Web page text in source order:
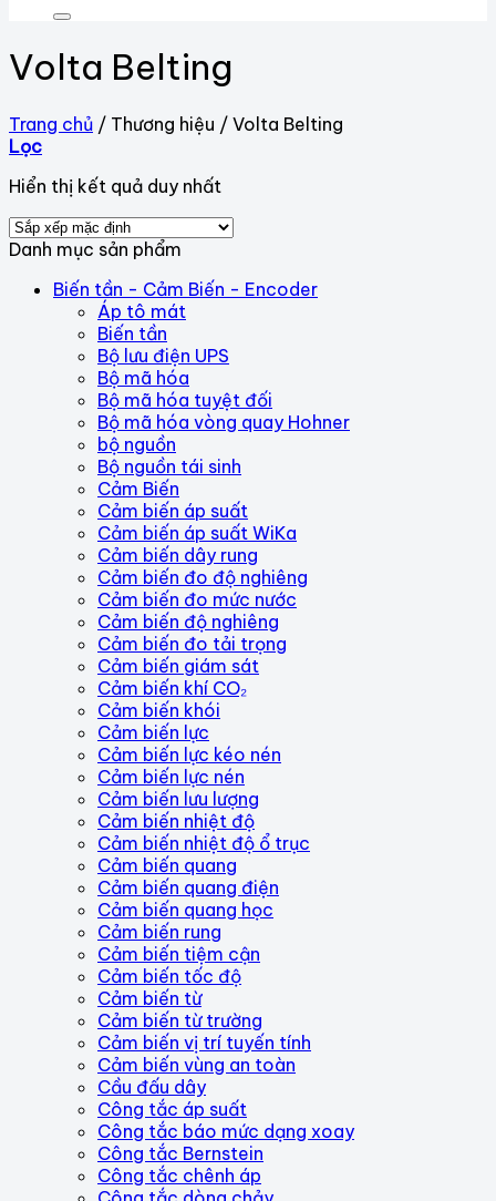
Volta Belting
Trang chủ / Thương hiệu / Volta Belting
Lọc
Hiển thị kết quả duy nhất
Danh mục sản phẩm
Biến tần - Cảm Biến - Encoder
Áp tô mát
Biến tần
Bộ lưu điện UPS
Bộ mã hóa
Bộ mã hóa tuyệt đối
Bộ mã hóa vòng quay Hohner
bộ nguồn
Bộ nguồn tái sinh
Cảm Biến
Cảm biến áp suất
Cảm biến áp suất WiKa
Cảm biến dây rung
Cảm biến đo độ nghiêng
Cảm biến đo mức nước
Cảm biến độ nghiêng
Cảm biến đo tải trọng
Cảm biến giám sát
Cảm biến khí CO₂
Cảm biến khói
Cảm biến lực
Cảm biến lực kéo nén
Cảm biến lực nén
Cảm biến lưu lượng
Cảm biến nhiệt độ
Cảm biến nhiệt độ ổ trục
Cảm biến quang
Cảm biến quang điện
Cảm biến quang học
Cảm biến rung
Cảm biến tiệm cận
Cảm biến tốc độ
Cảm biến từ
Cảm biến từ trường
Cảm biến vị trí tuyến tính
Cảm biến vùng an toàn
Cầu đấu dây
Công tắc áp suất
Công tắc báo mức dạng xoay
Công tắc Bernstein
Công tắc chênh áp